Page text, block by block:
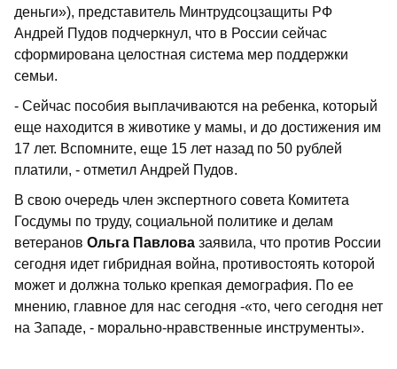
деньги»), представитель Минтрудсоцзащиты РФ
Андрей Пудов подчеркнул, что в России сейчас
сформирована целостная система мер поддержки
семьи.
- Сейчас пособия выплачиваются на ребенка, который
еще находится в животике у мамы, и до достижения им
17 лет. Вспомните, еще 15 лет назад по 50 рублей
платили, - отметил Андрей Пудов.
В свою очередь член экспертного совета Комитета
Госдумы по труду, социальной политике и делам
ветеранов Ольга Павлова заявила, что против России
сегодня идет гибридная война, противостоять которой
может и должна только крепкая демография. По ее
мнению, главное для нас сегодня -«то, чего сегодня нет
на Западе, - морально-нравственные инструменты».